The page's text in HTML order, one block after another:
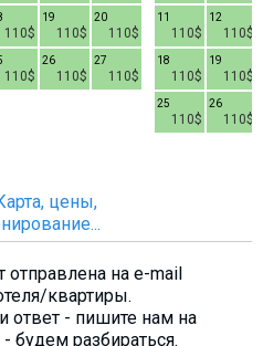
110$ 110$
19
110$
20
110$ 110$
26
110$
27
110$
11
110$
12
110$
18
110$
19
110$
25
110$
26
цены,
отправлена на e-mail
квартиры.
ответ - пишите нам на
- будем разбираться.